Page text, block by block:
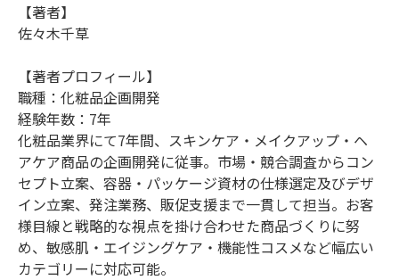
【著者】
佐々木千草
【著者プロフィール】
職種：化粧品企画開発
経験年数：7年
化粧品業界にて7年間、スキンケア・メイクアップ・ヘ
アケア商品の企画開発に従事。市場・競合調査からコン
セプト立案、容器・パッケージ資材の仕様選定及びデザ
イン立案、発注業務、販促支援まで一貫して担当。お客
様目線と戦略的な視点を掛け合わせた商品づくりに努
め、敏感肌・エイジングケア・機能性コスメなど幅広い
カテゴリーに対応可能。